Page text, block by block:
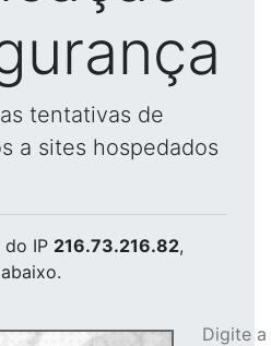
tentativas de
a sites hospedados
do IP 216.73.216.82,
Digite